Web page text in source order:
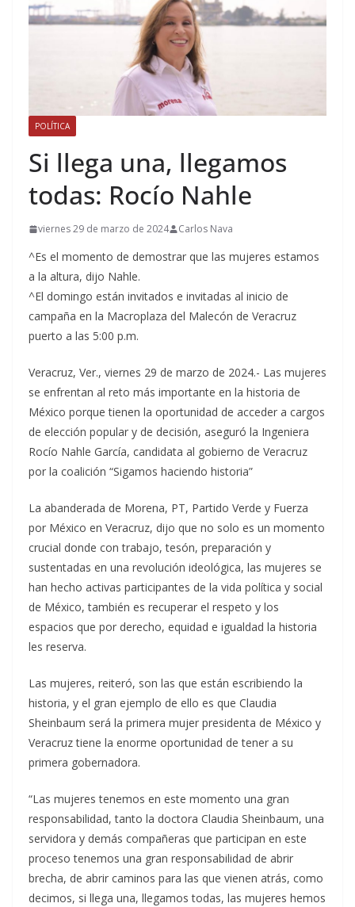
POLÍTICA
Si llega una, llegamos
todas: Rocío Nahle
viernes 29 de marzo de 2024 Carlos Nava
^Es el momento de demostrar que las mujeres estamos
a la altura, dijo Nahle.
^El domingo están invitados e invitadas al inicio de
campaña en la Macroplaza del Malecón de Veracruz
puerto a las 5:00 p.m.
Veracruz, Ver., viernes 29 de marzo de 2024.- Las mujeres
se enfrentan al reto más importante en la historia de
México porque tienen la oportunidad de acceder a cargos
de elección popular y de decisión, aseguró la Ingeniera
Rocío Nahle García, candidata al gobierno de Veracruz
por la coalición “Sigamos haciendo historia”
La abanderada de Morena, PT, Partido Verde y Fuerza
por México en Veracruz, dijo que no solo es un momento
crucial donde con trabajo, tesón, preparación y
sustentadas en una revolución ideológica, las mujeres se
han hecho activas participantes de la vida política y social
de México, también es recuperar el respeto y los
espacios que por derecho, equidad e igualdad la historia
les reserva.
Las mujeres, reiteró, son las que están escribiendo la
historia, y el gran ejemplo de ello es que Claudia
Sheinbaum será la primera mujer presidenta de México y
Veracruz tiene la enorme oportunidad de tener a su
primera gobernadora.
“Las mujeres tenemos en este momento una gran
responsabilidad, tanto la doctora Claudia Sheinbaum, una
servidora y demás compañeras que participan en este
proceso tenemos una gran responsabilidad de abrir
brecha, de abrir caminos para las que vienen atrás, como
decimos, si llega una, llegamos todas, las mujeres hemos